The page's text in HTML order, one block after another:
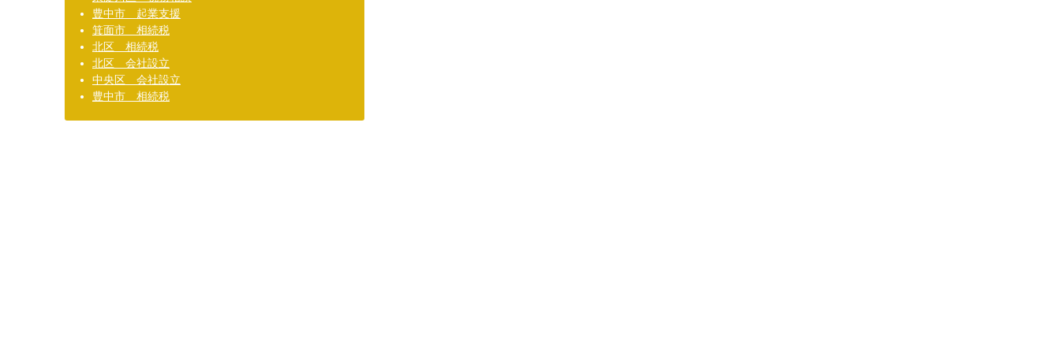
豊中市 起業支援
箕面市 相続税
北区 相続税
北区 会社設立
中央区 会社設立
豊中市 相続税